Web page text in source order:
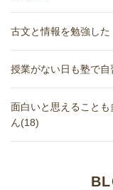
古文と情報を勉強し
授業がない日も塾で
面白いと思えること
ん(18)